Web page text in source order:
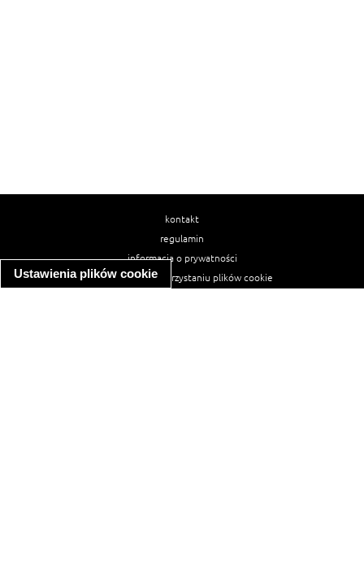
Ustawienia plików cookie
kontakt
regulamin
informacja o prywatności
informacja o wykorzystaniu plików cookie